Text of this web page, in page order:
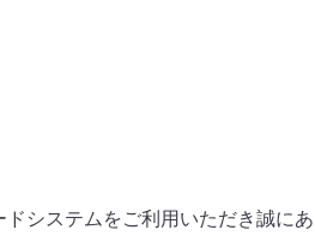
システムをご利用いただき誠にあ